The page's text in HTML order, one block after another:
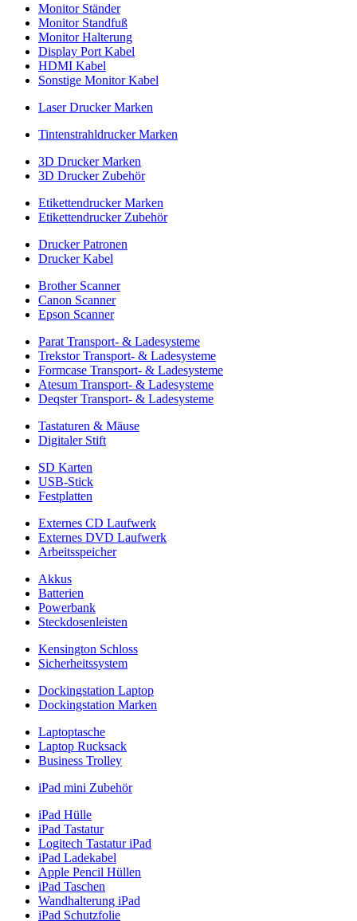
Monitor Ständer
Monitor Standfuß
Monitor Halterung
Display Port Kabel
HDMI Kabel
Sonstige Monitor Kabel
Laser Drucker Marken
Tintenstrahldrucker Marken
3D Drucker Marken
3D Drucker Zubehör
Etikettendrucker Marken
Etikettendrucker Zubehör
Drucker Patronen
Drucker Kabel
Brother Scanner
Canon Scanner
Epson Scanner
Parat Transport- & Ladesysteme
Trekstor Transport- & Ladesysteme
Formcase Transport- & Ladesysteme
Atesum Transport- & Ladesysteme
Deqster Transport- & Ladesysteme
Tastaturen & Mäuse
Digitaler Stift
SD Karten
USB-Stick
Festplatten
Externes CD Laufwerk
Externes DVD Laufwerk
Arbeitsspeicher
Akkus
Batterien
Powerbank
Steckdosenleisten
Kensington Schloss
Sicherheitssystem
Dockingstation Laptop
Dockingstation Marken
Laptoptasche
Laptop Rucksack
Business Trolley
iPad mini Zubehör
iPad Hülle
iPad Tastatur
Logitech Tastatur iPad
iPad Ladekabel
Apple Pencil Hüllen
iPad Taschen
Wandhalterung iPad
iPad Schutzfolie